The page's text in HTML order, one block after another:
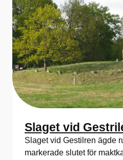
Slaget vid
Slaget vid Gestilren ägde
markerade slutet för